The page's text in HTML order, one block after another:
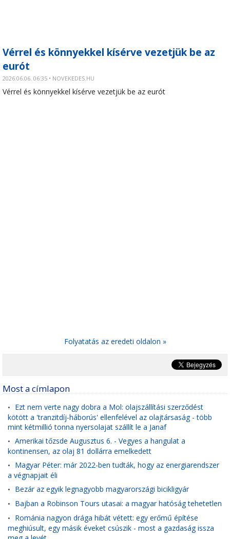
Vérrel és könnyekkel kísérve vezetjük be az
eurót
2026.06.06. 06:35 • NOVEKEDES.HU
Vérrel és könnyekkel kísérve vezetjük be az eurót
Folyatatás az eredeti oldalon »
Most a címlapon
• Ezt nem verte nagy dobra a Mol: olajszállítási szerződést
kötött a 'tranzitdíj-háborús' ellenfelével az olajtársaság - több
mint kétmillió tonna nyersolajat szállít le a Janaf
• Amerikai tőzsde Augusztus 6. - Vegyes a hangulat a
kontinensen, az olaj 81 dollárra emelkedett
• Magyar Péter: már 2022-ben tudták, hogy az energiarendszer
a végnapjait éli
• Bezár az egyik legnagyobb magyarországi bicikligyár
• Bajban a Robinson Tours utasai: a magyar hatóság tehetetlen
• Románia nagyon drága hibát vétett: egy erőmű építése
meghiúsult, egy másik éveket csúszik - most a gazdaság issza